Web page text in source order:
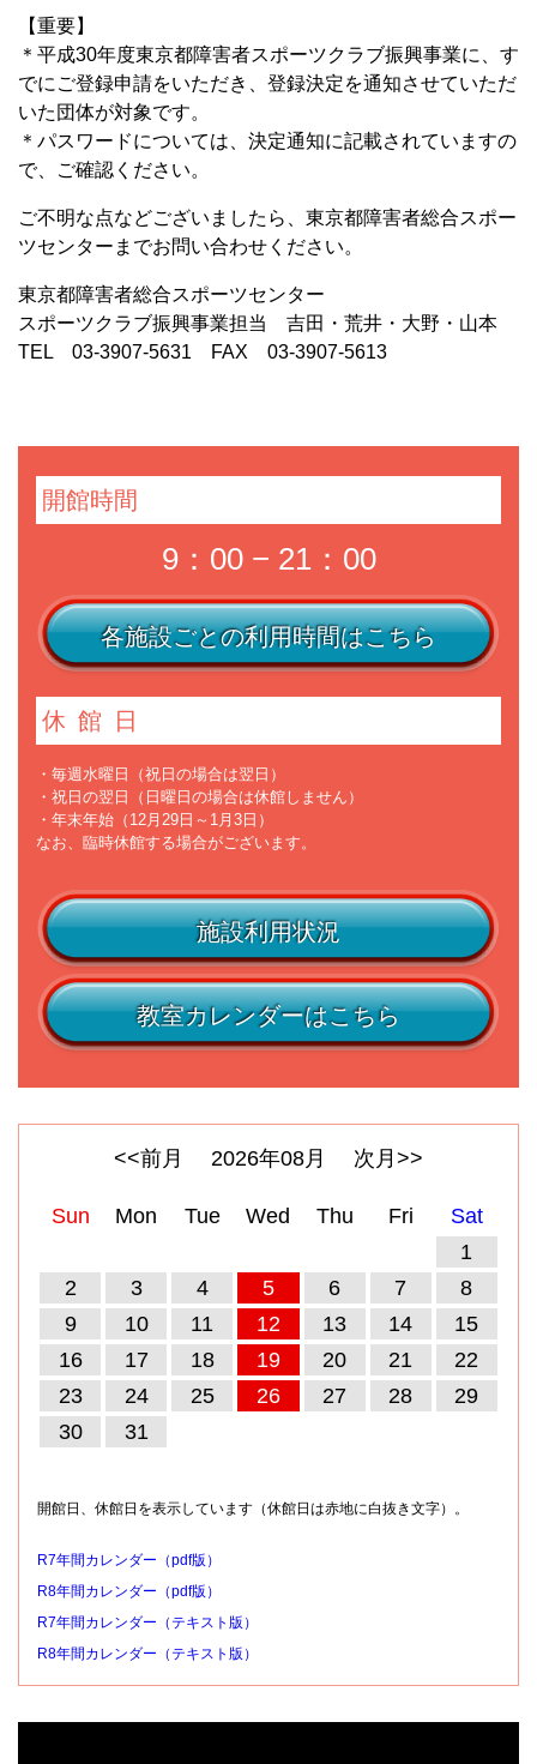
【重要】
＊平成30年度東京都障害者スポーツクラブ振興事業に、す
でにご登録申請をいただき、登録決定を通知させていただ
いた団体が対象です。
＊パスワードについては、決定通知に記載されていますの
で、ご確認ください。
ご不明な点などございましたら、東京都障害者総合スポー
ツセンターまでお問い合わせください。
東京都障害者総合スポーツセンター
スポーツクラブ振興事業担当 吉田・荒井・大野・山本
TEL 03-3907-5631 FAX 03-3907-5613
開館時間
9：00 − 21：00
各施設ごとの利用時間はこちら
休館日
・毎週水曜日（祝日の場合は翌日）
・祝日の翌日（日曜日の場合は休館しません）
・年末年始（12月29日～1月3日）
なお、臨時休館する場合がございます。
施設利用状況
教室カレンダーはこちら
<<前月 2026年08 月 次月>>
Sun Mon Tue Wed Thu Fri
Sat
1
2
3 4 5 6 7
8
9
10 11 12 13 14
15
16
17 18 19 20 21
22
23
24 25 26 27 28
29
30
31
開館日、休館日を表示しています（休館日は赤地に白抜き文字）。
R7年間カレンダー（pdf版）
R8年間カレンダー（pdf版）
R7年間カレンダー（テキスト版）
R8年間カレンダー（テキスト版）